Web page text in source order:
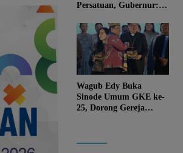
Persatuan, Gubernur:
Kemajuan Menghapus
Jati Diri Kalteng
Wagub Edy Buka
Sinode Umum GKE ke-
25, Dorong Gereja